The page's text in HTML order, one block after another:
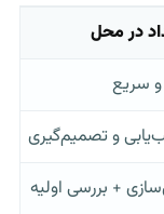
در محل
و سریع
و تصمیم‌گیری
+ بررسی اولیه